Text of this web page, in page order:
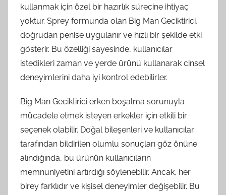
kullanmak için özel bir hazırlık sürecine ihtiyaç
yoktur. Sprey formunda olan Big Man Geciktirici,
doğrudan penise uygulanır ve hızlı bir şekilde etki
gösterir. Bu özelliği sayesinde, kullanıcılar
istedikleri zaman ve yerde ürünü kullanarak cinsel
deneyimlerini daha iyi kontrol edebilirler.
Big Man Geciktirici erken boşalma sorunuyla
mücadele etmek isteyen erkekler için etkili bir
seçenek olabilir. Doğal bileşenleri ve kullanıcılar
tarafından bildirilen olumlu sonuçları göz önüne
alındığında, bu ürünün kullanıcıların
memnuniyetini artırdığı söylenebilir. Ancak, her
birey farklıdır ve kişisel deneyimler değişebilir. Bu